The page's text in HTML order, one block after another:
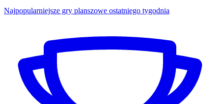
Najpopularniejsze gry planszowe ostatniego tygodnia